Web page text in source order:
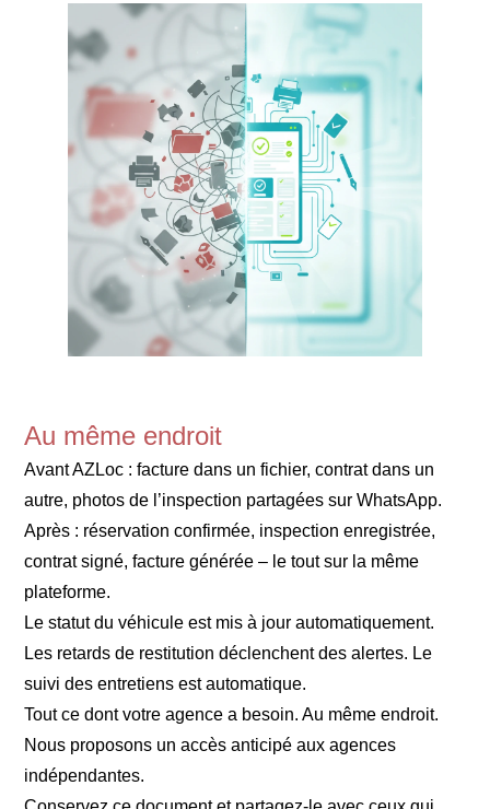
Au même endroit
Avant AZLoc : facture dans un fichier, contrat dans un
autre, photos de l’inspection partagées sur WhatsApp.
Après : réservation confirmée, inspection enregistrée,
contrat signé, facture générée – le tout sur la même
plateforme.
Le statut du véhicule est mis à jour automatiquement.
Les retards de restitution déclenchent des alertes. Le
suivi des entretiens est automatique.
Tout ce dont votre agence a besoin. Au même endroit.
Nous proposons un accès anticipé aux agences
indépendantes.